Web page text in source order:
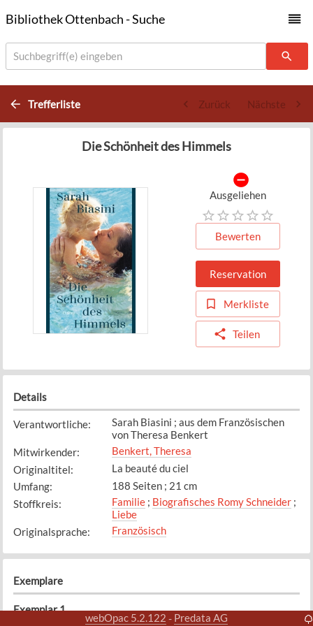
Bibliothek Ottenbach - Suche
Suchbegriff(e) eingeben
Trefferliste Zurück Nächste
Die Schönheit des Himmels
Ausgeliehen
Bewerten
Reservation
Merkliste
Teilen
Details
Verantwortliche:
Sarah Biasini ; aus dem Französischen
von Theresa Benkert
Mitwirkender:
Benkert, Theresa
Originaltitel:
La beauté du ciel
Umfang:
188 Seiten ; 21 cm
Stoffkreis: Familie; Biografisches Romy Schneider;
Liebe
Originalsprache: Französisch
Exemplare
Exemplar1
webOpac 5.2.122 - Predata AG